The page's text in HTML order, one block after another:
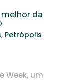
melhor da
, Petrópolis
Week, um